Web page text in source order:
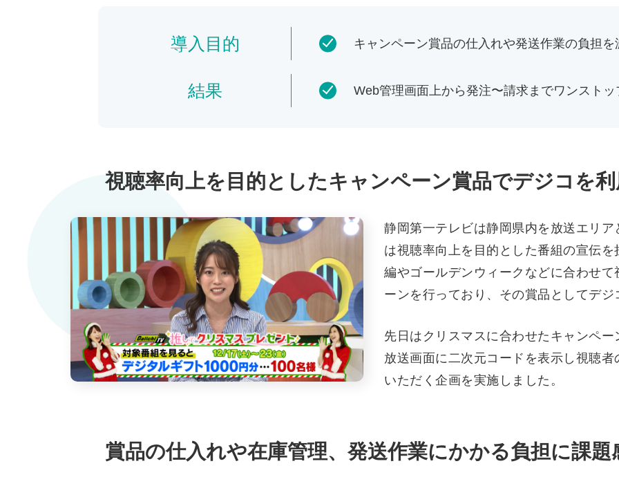
導入目的 キャンペーン賞品の仕入れや発送作業の負担を
結果 Web管理画面上から発注〜請求までワンスト
視聴率向上を目的としたキャンペーン賞品でデジコを
静岡第一テレビは静岡県内を放送エリ
は視聴率向上を目的とした番組の宣伝
編やゴールデンウィークなどに合わせ
ーンを行っており、その賞品としてデ
先日はクリスマスに合わせたキャンペ
放送画面に二次元コードを表示し視聴
いただく企画を実施しました。
賞品の仕入れや在庫管理、発送作業にかかる負担に課題